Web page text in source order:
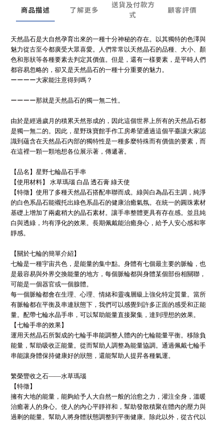
商品描述 了解更多
送貨及付款方
式
顧客評價
天然晶石是大自然孕育出來的一種十分神秘的存在。以其獨特的色澤與
魅力從古至今都廣受大眾喜愛。人們常常以天然晶石的品種、大小、顏
色和形狀等各種要素去判定其價值。但是，還有一樣要素，是平時人們
都容易忽略的，卻又是天然晶石的一種十分重要的魅力。
ーーーー大家能注意得到嗎？
ーーーー那就是天然晶石的獨一無二性。
由於是經過歲月的積累天然形成的，因此這個世界上所有的天然晶石都
是獨一無二的。因此，星野珠寶館手作工房希望通過這個平臺讓大家認
識到蘊含在天然晶石內部的獨特性是一種多麼特殊而有價值的要素，而
在這裡一顆一顆地想各位展示著，傳遞著。
【品名】星野七輪晶石手串
【使用材料】 水草瑪瑙 白晶 透石膏 綠天使
【特徵】使用了多種天然晶石搭配串聯而成。綠與白為晶石主調，純淨
的白色系晶石能襯托出綠色系晶石的健康治癒氣氛。在統一的圓珠素材
基礎上增加了兩處稍大的晶石素材。讓手串整體更具有存在感。並且純
白與透綠，均有淨化的效果。長期佩戴能治癒身心，給予人安心感和寧
靜感。
【關於七輪的簡單介紹】
七輪是一種宇宙共色，是能量的集中點。身體有七個最主要的脈輪，也
是最容易與外界交換能量的地方，每個脈輪都與身體某個部份相關聯，
可能是一個器官或一個腺體。
每一個脈輪都會在生理、心理、情緒和靈魂層級上強化特定質量。當所
有脈輪都在平衡及串連狀態下，我們可以感覺到許多正面的感受和正能
量。配帶七輪水晶手串，可以幫助能量直接聚集，達到理想的效果。
【七輪手串的效果】
運用天然晶石所製成的七輪手串能調整人體內的七輪能量平衡。移除負
能量，幫助吸收正能量。從而幫助人調整為能量協調。通過佩戴七輪手
串能讓身體保持健康好的狀態，還能幫助人提昇各種氣運。
繁榮豐收之石――水草瑪瑙
【特徵】
擁有大地的能量，能夠給予人大自然一般的治愈之力，灌注全身，溫暖
治癒著人的身心。使人的內心平靜祥和，幫助發散積聚在體內的壓力與
過剩的能量。幫助人將身體狀態調整到平衡健康。除此以外，從古代以